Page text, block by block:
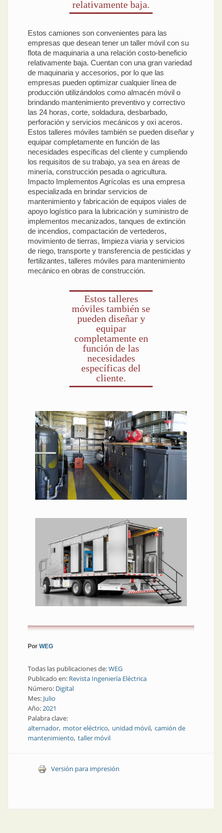
relativamente baja.
Estos camiones son convenientes para las
empresas que desean tener un taller móvil con su
flota de maquinaria a una relación costo-beneficio
relativamente baja. Cuentan con una gran variedad
de maquinaria y accesorios, por lo que las
empresas pueden optimizar cualquier línea de
producción utilizándolos como almacén móvil o
brindando mantenimiento preventivo y correctivo
las 24 horas, corte, soldadura, desbarbado,
perforación y servicios mecánicos y oxi aceros.
Estos talleres móviles también se pueden diseñar y
equipar completamente en función de las
necesidades específicas del cliente y cumpliendo
los requisitos de su trabajo, ya sea en áreas de
minería, construcción pesada o agricultura.
Impacto Implementos Agrícolas es una empresa
especializada en brindar servicios de
mantenimiento y fabricación de equipos viales de
apoyo logístico para la lubricación y suministro de
implementos mecanizados, tanques de extinción
de incendios, compactación de vertederos,
movimiento de tierras, limpieza viaria y servicios
de riego, transporte y transferencia de pesticidas y
fertilizantes, talleres móviles para mantenimiento
mecánico en obras de construcción.
Estos talleres
móviles también se
pueden diseñar y
equipar
completamente en
función de las
necesidades
específicas del
cliente.
Por WEG
Todas las publicaciones de:WEG
Publicado en: Revista Ingeniería Eléctrica
Número: Digital
Mes: Julio
Año: 2021
Palabra clave:
alternador motor eléctrico unidad móvil camión de
mantenimiento taller móvil
Versión para impresión